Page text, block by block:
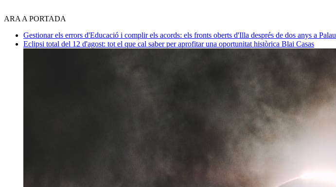
ARA A PORTADA
Gestionar els errors d'Educació i complir els acords: els fronts oberts d'Illa després de dos anys a Palau
Eclipsi total del 12 d'agost: tot el que cal saber per aprofitar una oportunitat històrica Blai Casas